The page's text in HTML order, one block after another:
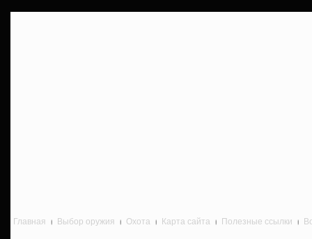
Главная Выбор оружия Охота Карта сайта Полезные ссылки